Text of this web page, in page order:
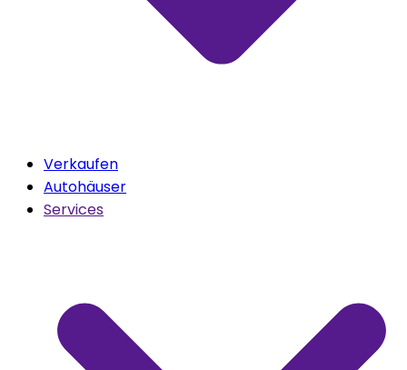
Verkaufen
Autohäuser
Services